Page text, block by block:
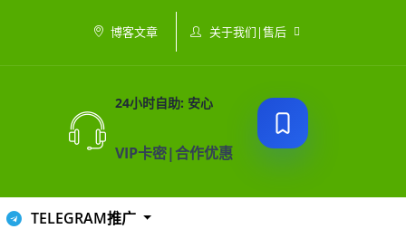
博客文章 关于我们|售后
24小时自助: 安心
VIP卡密|合作优惠
TELEGRAM推广